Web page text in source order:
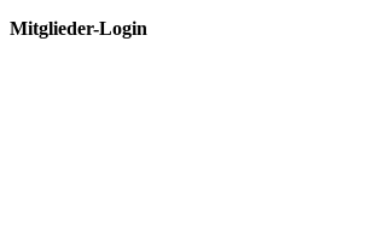
Mitglieder-Login